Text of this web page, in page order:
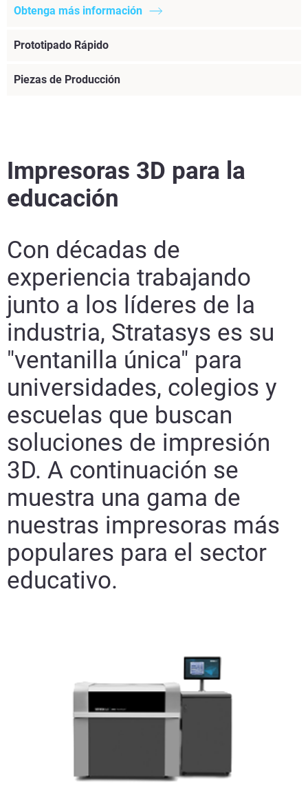
Obtenga más información
Prototipado Rápido
Aprende más
Piezas de Producción
Aprende más
Impresoras 3D para la
educación
Con décadas de
experiencia trabajando
junto a los líderes de la
industria, Stratasys es su
"ventanilla única" para
universidades, colegios y
escuelas que buscan
soluciones de impresión
3D. A continuación se
muestra una gama de
nuestras impresoras más
populares para el sector
educativo.